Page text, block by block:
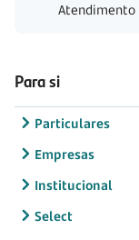
Atendimento
Para si
Particulares
Empresas
Institucional
Select